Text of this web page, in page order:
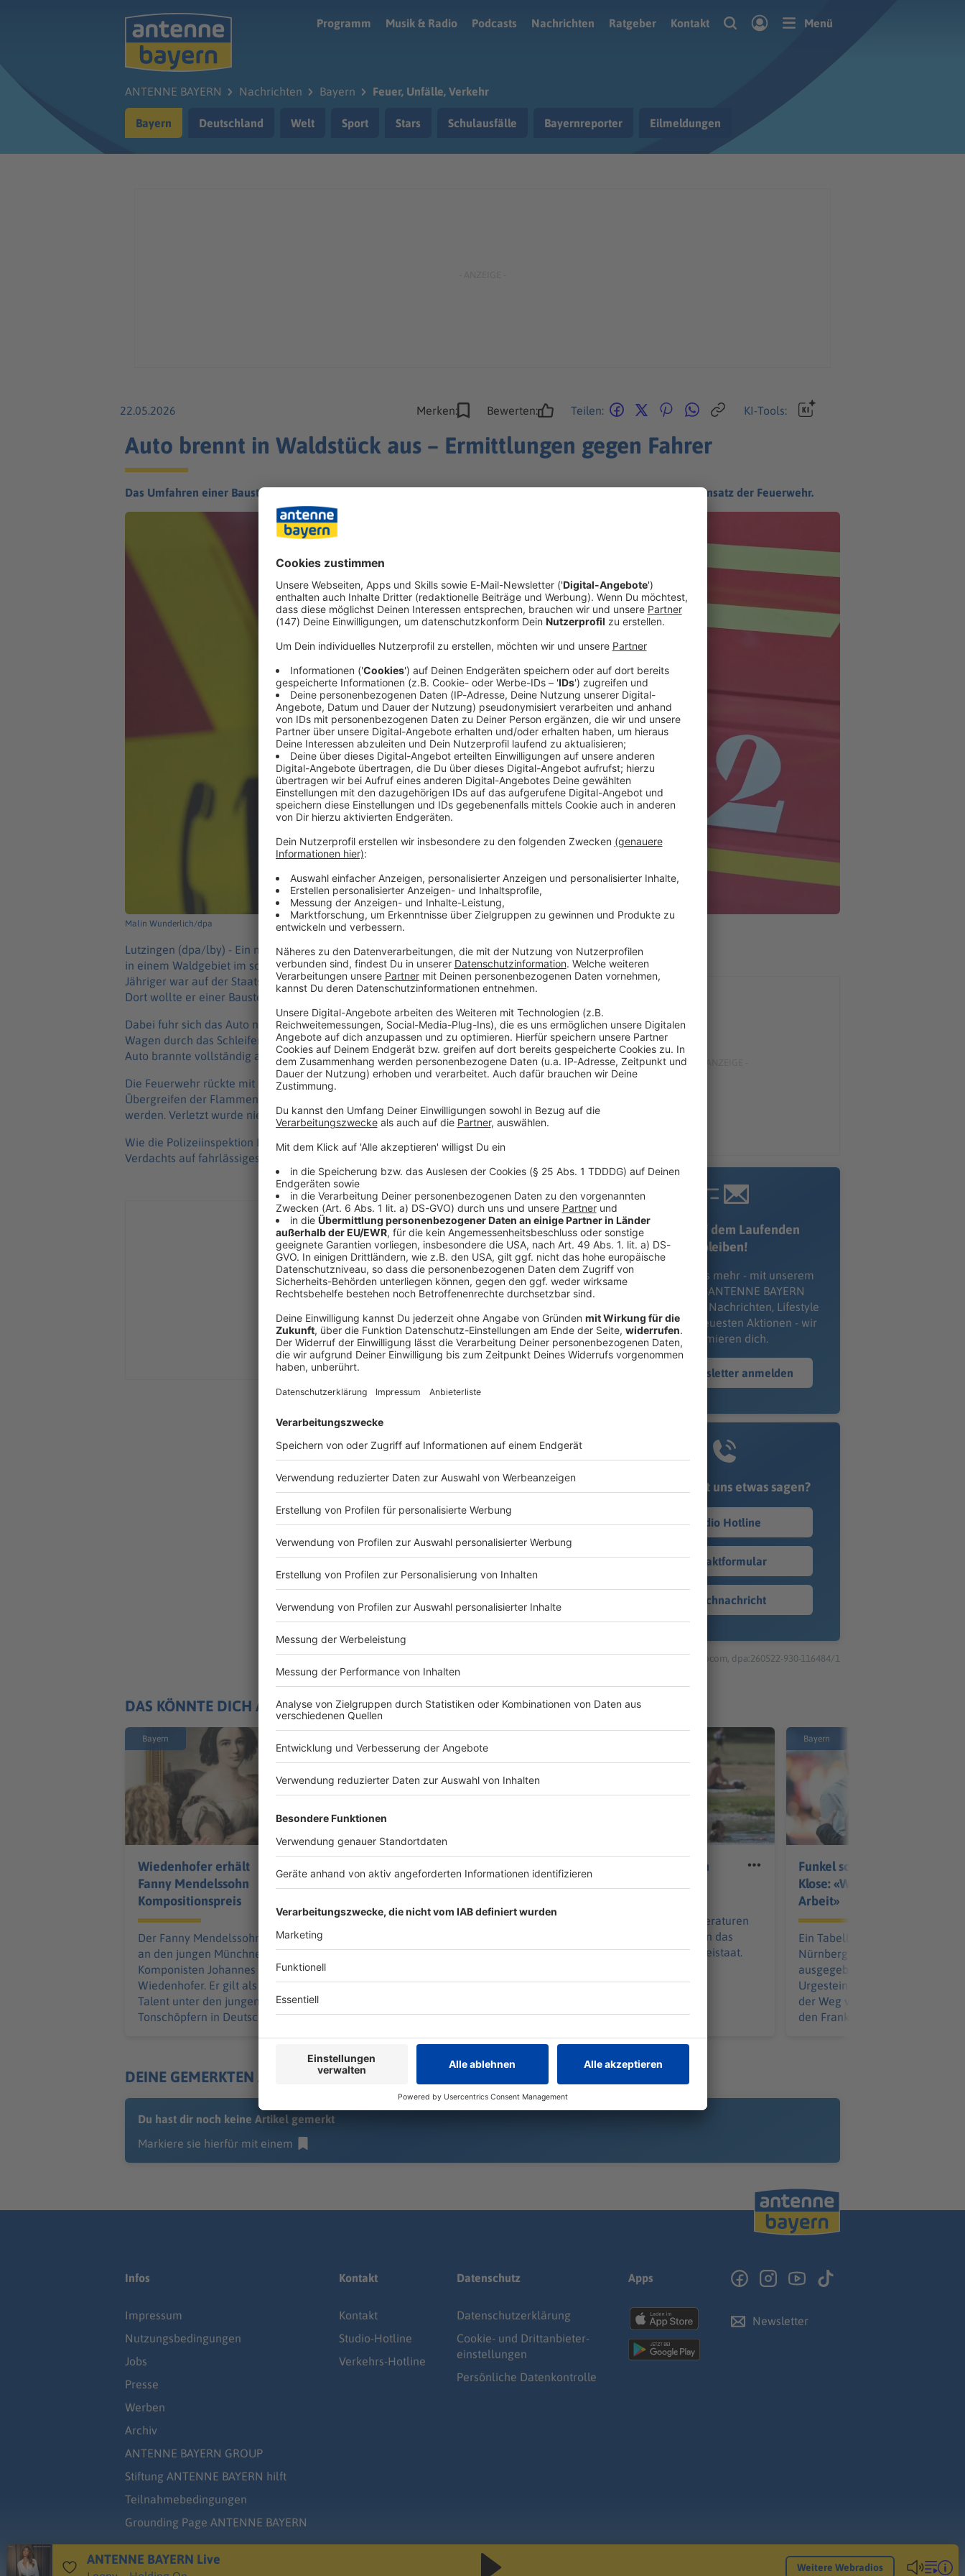
Programm
Musik & Radio Podcasts Nachrichten Ratgeber Kontakt Menü
ANTENNE BAYERN Nachrichten Bayern Feuer, Unfälle, Verkehr
Bayern Deutschland Welt Sport Stars Schulausfälle Bayernreporter Eilmeldungen
22.05.2026 Merken: Bewerten: Teilen: KI-Tools:
Auto brennt in Waldstück aus – Ermittlungen gegen Fahrer
Das Umfahren einer Baustelle endet für einen 85 Jahre alten Autofahrer im Schlamm – und führt zu einem Großeinsatz der Feuerwehr.
Malin Wunderlich/dpa
Lutzingen (dpa/lby) - Ein missglücktes Wendemanöver hat zu einem folgenschweren Brand
in einem Waldgebiet im schwäbischen Landkreis Dillingen an der Donau geführt. Ein 85-
Jähriger war auf der Staatsstraße 2212 zwischen Lutzingen und Unterliezheim unterwegs.
Dort wollte er einer Baustelle ausweichen, indem er einen Waldweg einschlug.
Dabei fuhr sich das Auto nach Angaben der Polizei im Schlamm fest. Beim Versuch, den
Wagen durch das Schleifenlassen der Kupplung zu befreien, fing das Fahrzeug Feuer. Das
Auto brannte vollständig aus.
Die Feuerwehr rückte mit rund 70 Einsatzkräften an, um den Brand zu löschen. Ein
Übergreifen der Flammen auf die Umgebung konnte den Angaben zufolge verhindert
werden. Verletzt wurde niemand.
Wie die Polizeiinspektion Dillingen mitteilte, wird gegen den Autofahrer nun wegen des
Verdachts auf fahrlässiges Herbeiführen einer Brandgefahr ermittelt.
Immer auf dem Laufenden
bleiben!
Verpass' nichts mehr - mit unserem
kostenlosen ANTENNE BAYERN
Newsletter. Ob Nachrichten, Lifestyle
oder unsere neuesten Aktionen - wir
informieren dich.
Zum Newsletter anmelden
Du möchtest uns etwas sagen?
Studio Hotline
Kontaktformular
Sprachnachricht
© dpa-infocom, dpa:260522-930-116484/1
DAS KÖNNTE DICH AUCH INTERESSIEREN
Bayern
Wiedenhofer erhält
Fanny Mendelssohn
Kompositionspreis
Der Fanny Mendelssohn Preis geht
an den jungen Münchner
Komponisten Johannes
Wiedenhofer. Er gilt als großes
Talent unter den jungen
Tonschöpfern in Deutschland.
66-Jähriger bei
Frontalzusammenstoß
zufällig anwesender Arzt den
Fahrerin des anderen Autos kommt
Der Sommer bleibt den
Bayern erhalten
Hochsommerliche Temperaturen
von bis zu 36 Grad prägen das
Wochenend-Wetter im Freistaat.
Bayern
Funkel schwärmt von
Klose: «Wahnsinnig gute
Arbeit»
Ein Tabellenziel hat der 1. FC
Nürnberg öffentlich nicht
ausgegeben. Geht es nach
Urgestein Friedhelm Funkel,
der Weg von Miroslav Klose und
den Franken ganz nach oben.
DEINE GEMERKTEN ARTIKEL
Du hast dir noch keine Artikel gemerkt
Markiere sie hierfür mit einem
Infos
Impressum
Nutzungsbedingungen
Jobs
Presse
Werben
Archiv
ANTENNE BAYERN GROUP
Stiftung ANTENNE BAYERN hilft
Teilnahmebedingungen
Grounding Page ANTENNE BAYERN
Kontakt
Kontakt
Studio-Hotline
Verkehrs-Hotline
Datenschutz
Datenschutz­erklärung
Cookie- und Drittanbieter-
einstellungen
Persönliche Datenkontrolle
Apps
Newsletter
ANTENNE BAYERN Live
Weitere Webradios